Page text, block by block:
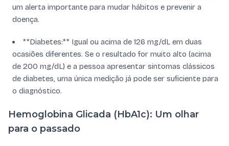
um alerta importante para mudar hábitos e prevenir a
doença.
**Diabetes:** Igual ou acima de 126 mg/dL em duas
ocasiões diferentes. Se o resultado for muito alto (acima
de 200 mg/dL) e a pessoa apresentar sintomas clássicos
de diabetes, uma única medição já pode ser suficiente para
o diagnóstico.
Hemoglobina Glicada (HbA1c): Um olhar
para o passado